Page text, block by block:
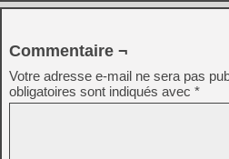
Commentaire ¬
Votre adresse e-mail ne sera pas
obligatoires sont indiqués avec *